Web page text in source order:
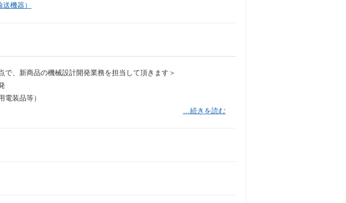
機器）
で、新商品の機械設計開発業務を担当して頂きます＞
電装品等）
…続きを読む